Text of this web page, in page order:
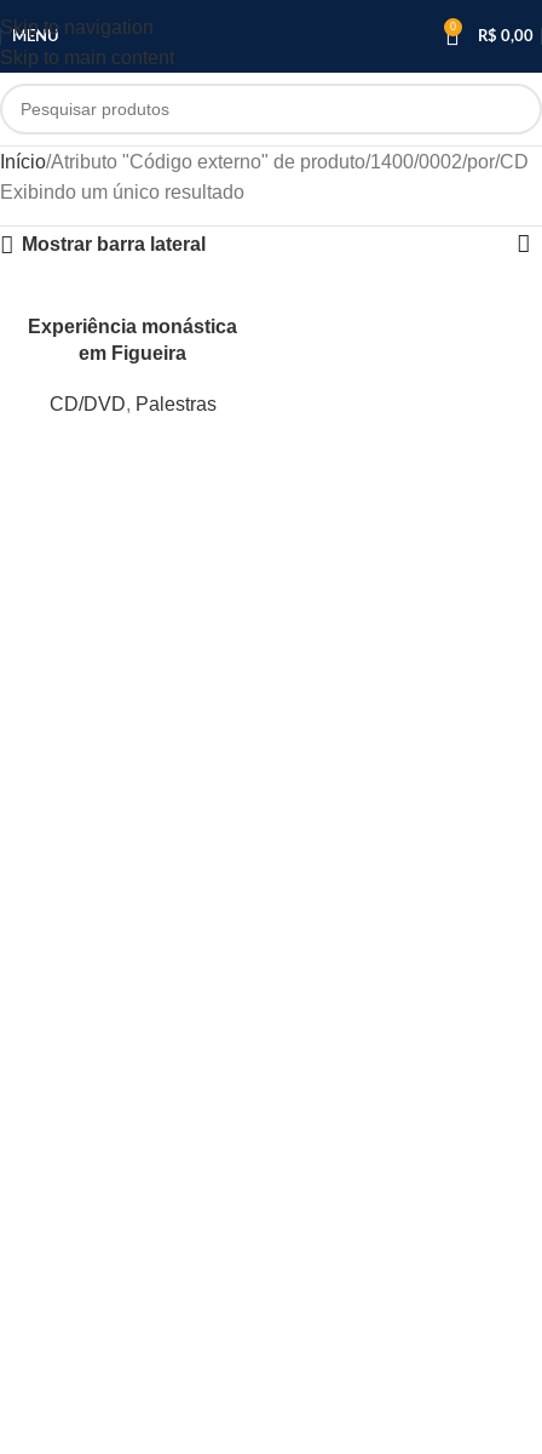
Skip to navigation
Skip to main content
MENU
0
R$ 0,00
Início Atributo "Código externo" de produto 1400/0002/por/CD
Exibindo um único resultado
Mostrar barra lateral
Experiência monástica
em Figueira
CD/DVD, Palestras